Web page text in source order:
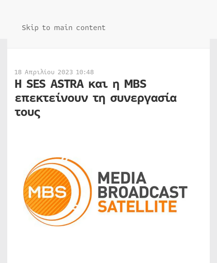
Skip to main content
18 Απριλίου 2023 10:48
Η SES ASTRA και η MBS
επεκτείνουν τη συνεργασία
τους